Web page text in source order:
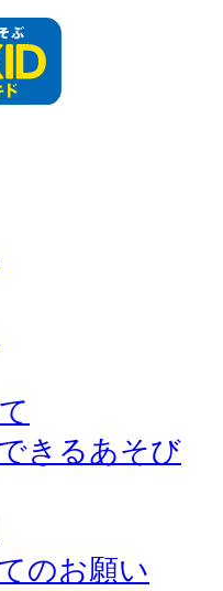
きるあそび
のお願い